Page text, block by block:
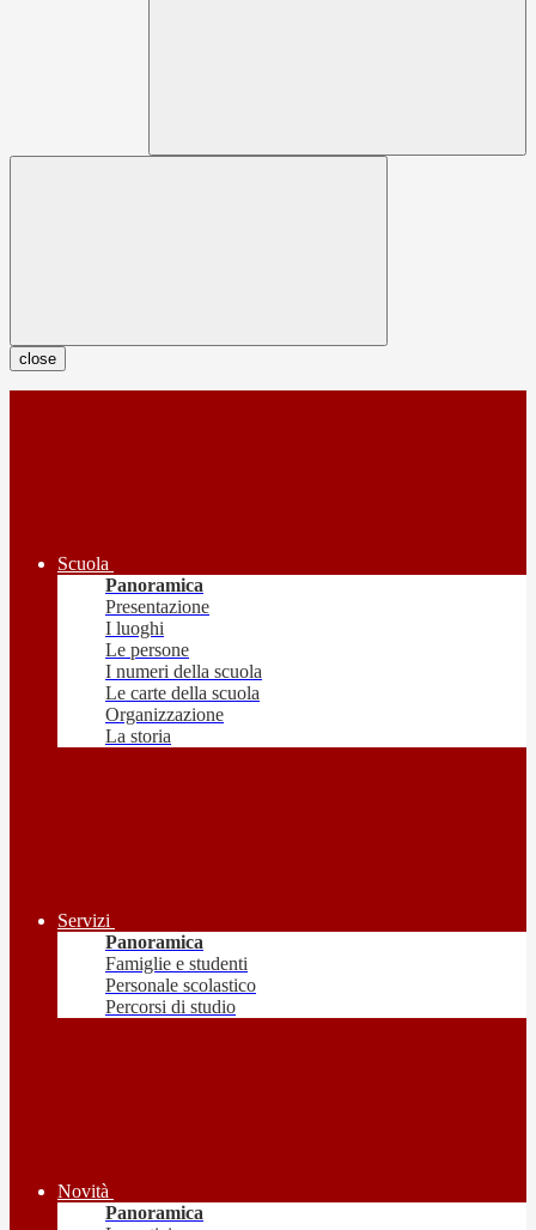
close
Scuola
Panoramica
Presentazione
I luoghi
Le persone
I numeri della scuola
Le carte della scuola
Organizzazione
La storia
Servizi
Panoramica
Famiglie e studenti
Personale scolastico
Percorsi di studio
Novità
Panoramica